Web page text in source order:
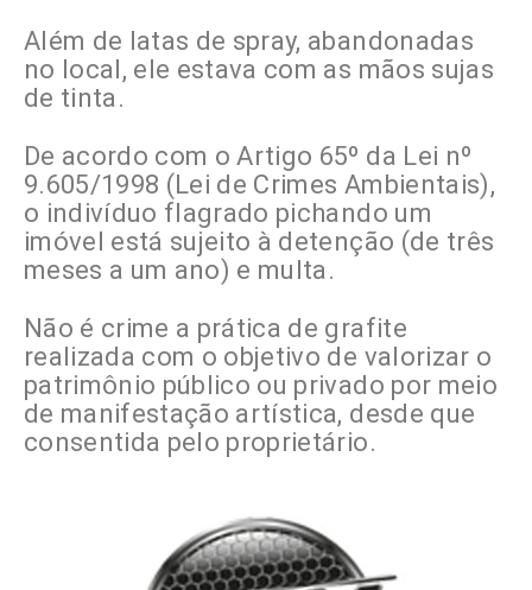
Além de latas de spray, abandonadas
no local, ele estava com as mãos sujas
de tinta.
De acordo com o Artigo 65º da Lei nº
9.605/1998 (Lei de Crimes Ambientais),
o indivíduo flagrado pichando um
imóvel está sujeito à detenção (de três
meses a um ano) e multa.
Não é crime a prática de grafite
realizada com o objetivo de valorizar o
patrimônio público ou privado por meio
de manifestação artística, desde que
consentida pelo proprietário.